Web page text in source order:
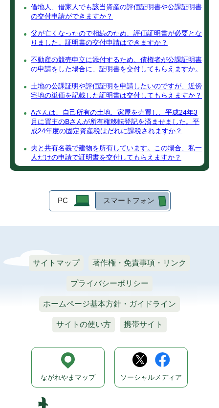
借地人、借家人でも該当資産の評価証明書や公課証明書
の交付申請ができますか？
父が亡くなったので相続のため、評価証明書が必要とな
りました。証明書の交付申請はできますか？
不動産の競売申立に添付するため、債権者が公課証明書
の申請をした場合に、証明書を交付してもらえますか。
土地の公課証明や評価証明を申請したいのですが、近傍
宅地の単価を記載した証明書は交付してもらえますか？
Aさんは、自己所有の土地、家屋を売買し、平成24年3
月に買主のBさんが所有権移転登記を済ませました。平
成24年度の固定資産税はだれに課税されますか？
夫と共有名義で建物を所有しています。この場合、私一
人だけの申請で証明書を交付してもらえますか？
PC スマートフォン
サイトマップ 著作権・免責事項・リンク
プライバシーポリシー
ホームページ基本方針・ガイドライン
サイトの使い方 携帯サイト
ながれやまマップ ソーシャルメディア